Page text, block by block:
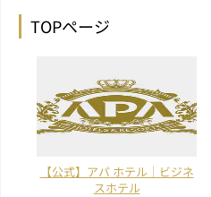
TOPページ
【公式】アパ ホテル｜ビジネ
スホテル